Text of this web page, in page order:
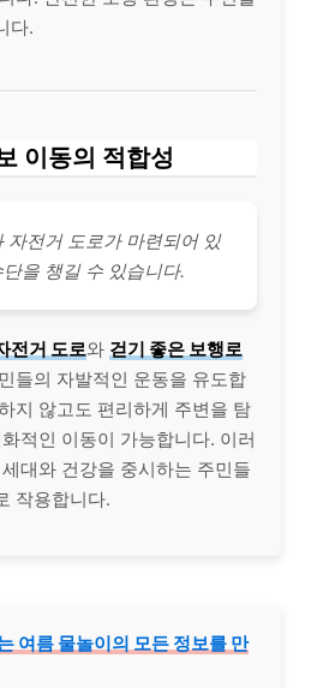
다.
이동의 적합성
자전거 도로가 마련되어 있
을 챙길 수 있습니다.
전거 도로와 걷기 좋은 보행로
들의 자발적인 운동을 유도합
지 않고도 편리하게 주변을 탐
적인 이동이 가능합니다. 이러
대와 건강을 중시하는 주민들
작용합니다.
여름 물놀이의 모든 정보를 만